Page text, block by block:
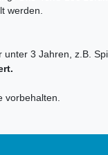
werden.
3 Jahren, z.B.
vorbehalten.